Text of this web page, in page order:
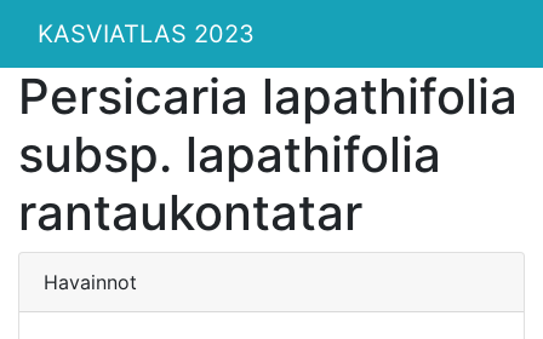
KASVIATLAS 2023
Persicaria lapathifolia
subsp. lapathifolia
rantaukontatar
Havainnot